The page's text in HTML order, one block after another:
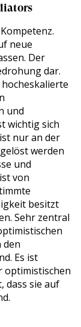
neue
Der
dar.
und
wichtig sich
nur an der
werden
und
von
besitzt
Sehr zentral
den
Es ist
optimistischen
dass sie auf